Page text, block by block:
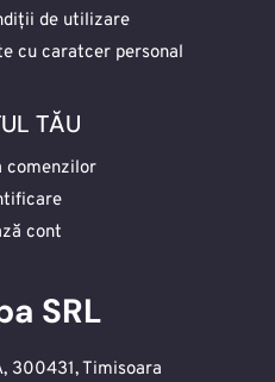
de utilizare
cu caratcer personal
TĂU
comenzilor
cont
SRL
300431, Timisoara